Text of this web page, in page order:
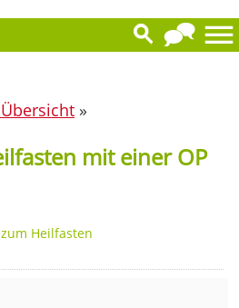
»
mit einer OP
Heilfasten